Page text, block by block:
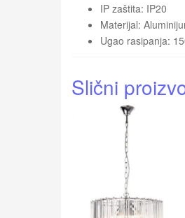
IP zaštita: IP20
Materijal:
Ugao rasipanja:
Slični